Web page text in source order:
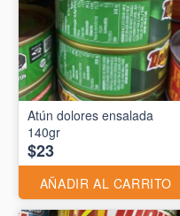
Atún dolores ensalada
140gr
$23
AÑADIR AL CARRITO